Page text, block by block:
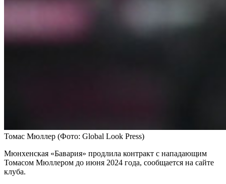
Томас Мюллер (Фото: Global Look Press)
Мюнхенская «Бавария» продлила контракт с нападающим
Томасом Мюллером до июня 2024 года, сообщается на сайте
клуба.